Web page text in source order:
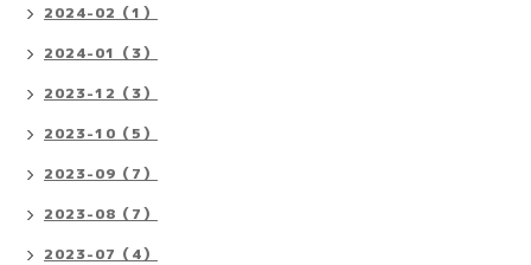
2024-02（1）
2024-01（3）
2023-12（3）
2023-10（5）
2023-09（7）
2023-08（7）
2023-07（4）